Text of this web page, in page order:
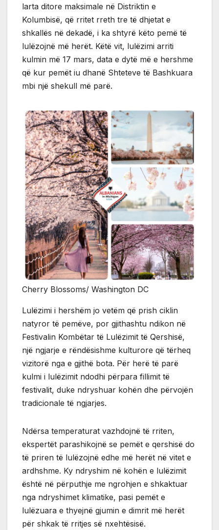
larta ditore maksimale në Distriktin e
Kolumbisë, që rritet rreth tre të dhjetat e
shkallës në dekadë, i ka shtyrë këto pemë të
lulëzojnë më herët. Këtë vit, lulëzimi arriti
kulmin më 17 mars, data e dytë më e hershme
që kur pemët iu dhanë Shteteve të Bashkuara
mbi një shekull më parë.
Cherry Blossoms/ Washington DC
Lulëzimi i hershëm jo vetëm që prish ciklin
natyror të pemëve, por gjithashtu ndikon në
Festivalin Kombëtar të Lulëzimit të Qershisë,
një ngjarje e rëndësishme kulturore që tërheq
vizitorë nga e gjithë bota. Për herë të parë
kulmi i lulëzimit ndodhi përpara fillimit të
festivalit, duke ndryshuar kohën dhe përvojën
tradicionale të ngjarjes.
Ndërsa temperaturat vazhdojnë të rriten,
ekspertët parashikojnë se pemët e qershisë do
të priren të lulëzojnë edhe më herët në vitet e
ardhshme. Ky ndryshim në kohën e lulëzimit
është në përputhje me ngrohjen e shkaktuar
nga ndryshimet klimatike, pasi pemët e
lulëzuara e thyejnë gjumin e dimrit më herët
për shkak të rritjes së nxehtësisë.